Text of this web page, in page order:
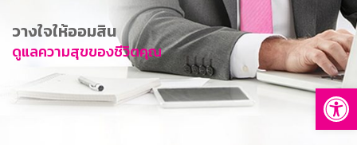
การพัฒนาที่ยั่งยืน
ข่าวสาร
บริการทางการเงิน
อื่นๆ
วางใจให้ออมสิน
ดูแลความสุขของชีวิตคุณ